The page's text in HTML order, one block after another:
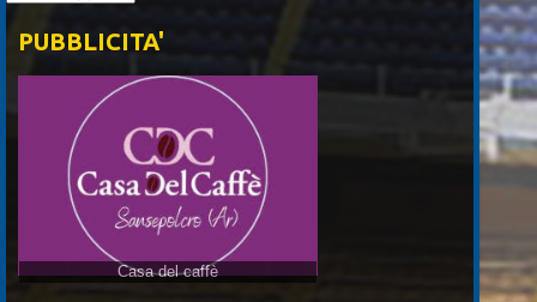
PUBBLICITA'
Casa del caffè